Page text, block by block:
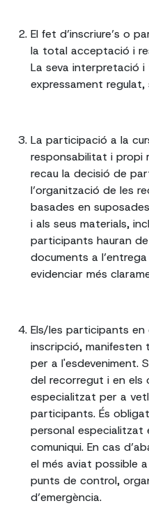
El fet d’inscriure’s o
la total acceptació i
La seva interpretació
expressament
La participació a la
responsabilitat i propi
recau la decisió de
l’organització de les
basades en
i als seus materials,
participants hauran
documents a
evidenciar més
Els/les participants en
inscripció,
per a l'esdeveniment.
del recorregut i en els
especialitzat per a
participants. És
personal especialitzat
comuniqui. En cas
el més aviat possible
punts de control,
d’emergència.